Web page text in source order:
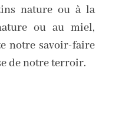
nature ou à la
ou au miel,
notre savoir-faire
de notre terroir.